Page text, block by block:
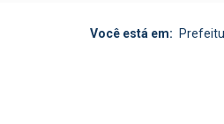
Você está em: